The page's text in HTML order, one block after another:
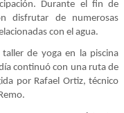
Durante el fin de
disfrutar de numerosas
con el agua.
de yoga en la piscina
continuó con una ruta de
por Rafael Ortiz, técnico